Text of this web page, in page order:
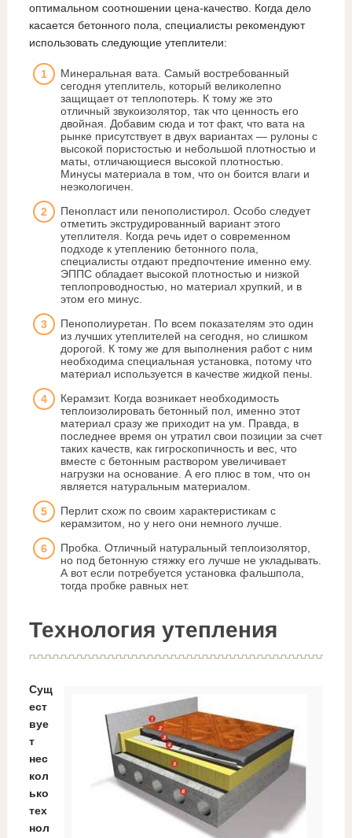
оптимальном соотношении цена-качество. Когда дело
касается бетонного пола, специалисты рекомендуют
использовать следующие утеплители:
Минеральная вата. Самый востребованный
сегодня утеплитель, который великолепно
защищает от теплопотерь. К тому же это
отличный звукоизолятор, так что ценность его
двойная. Добавим сюда и тот факт, что вата на
рынке присутствует в двух вариантах — рулоны с
высокой пористостью и небольшой плотностью и
маты, отличающиеся высокой плотностью.
Минусы материала в том, что он боится влаги и
неэкологичен.
Пенопласт или пенополистирол. Особо следует
отметить экструдированный вариант этого
утеплителя. Когда речь идет о современном
подходе к утеплению бетонного пола,
специалисты отдают предпочтение именно ему.
ЭППС обладает высокой плотностью и низкой
теплопроводностью, но материал хрупкий, и в
этом его минус.
Пенополиуретан. По всем показателям это один
из лучших утеплителей на сегодня, но слишком
дорогой. К тому же для выполнения работ с ним
необходима специальная установка, потому что
материал используется в качестве жидкой пены.
Керамзит. Когда возникает необходимость
теплоизолировать бетонный пол, именно этот
материал сразу же приходит на ум. Правда, в
последнее время он утратил свои позиции за счет
таких качеств, как гигроскопичность и вес, что
вместе с бетонным раствором увеличивает
нагрузки на основание. А его плюс в том, что он
является натуральным материалом.
Перлит схож по своим характеристикам с
керамзитом, но у него они немного лучше.
Пробка. Отличный натуральный теплоизолятор,
но под бетонную стяжку его лучше не укладывать.
А вот если потребуется установка фальшпола,
тогда пробке равных нет.
Технология утепления
Сущ
ест
вуе
т
нес
кол
ько
тех
нол